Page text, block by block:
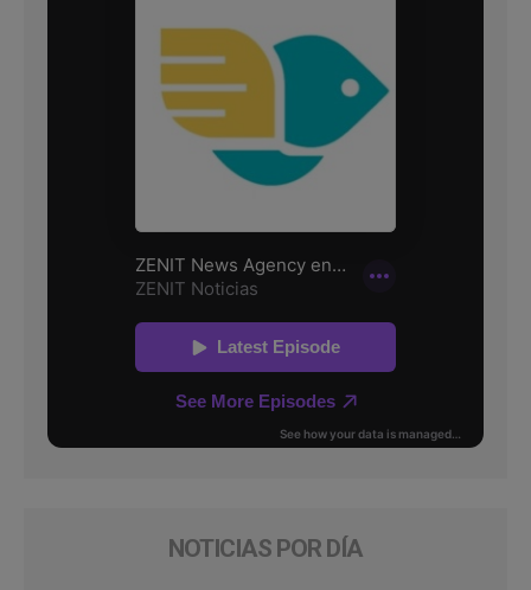
NOTICIAS POR DÍA